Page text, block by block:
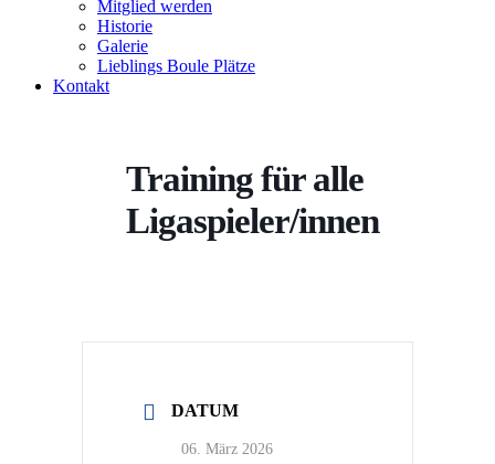
Mitglied werden
Historie
Galerie
Lieblings Boule Plätze
Kontakt
Training für alle
Ligaspieler/innen
DATUM
06. März 2026